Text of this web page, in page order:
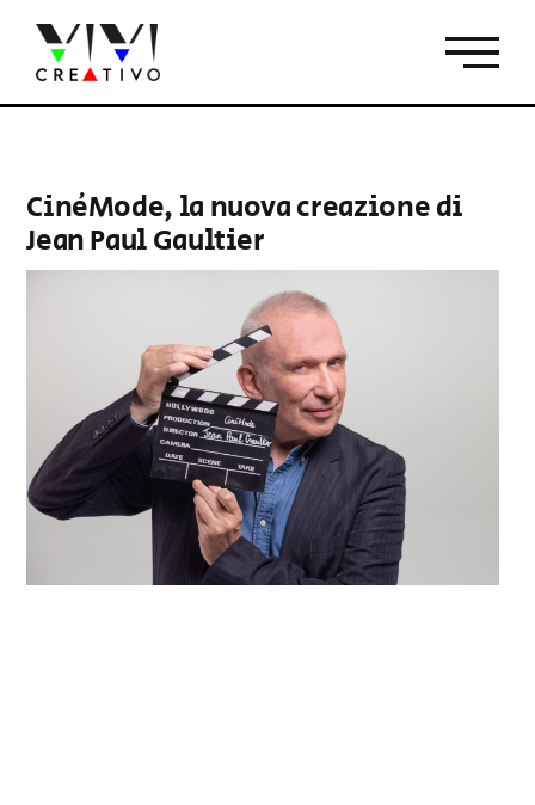
contenuto
CinéMode, la nuova creazione di
Jean Paul Gaultier